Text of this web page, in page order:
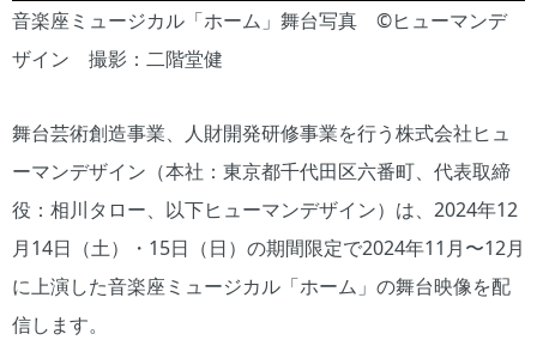
音楽座ミュージカル「ホーム」舞台写真 ©︎ヒューマンデ
ザイン 撮影：二階堂健
舞台芸術創造事業、人財開発研修事業を行う株式会社ヒュ
ーマンデザイン（本社：東京都千代田区六番町、代表取締
役：相川タロー、以下ヒューマンデザイン）は、2024年12
月14日（土）・15日（日）の期間限定で2024年11月〜12月
に上演した音楽座ミュージカル「ホーム」の舞台映像を配
信します。